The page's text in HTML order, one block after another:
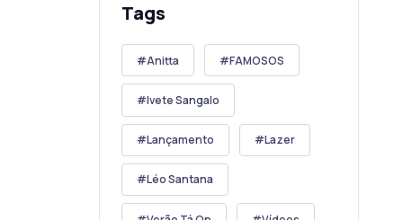
Tags
Anitta FAMOSOS
Ivete Sangalo
Lançamento Lazer
Léo Santana